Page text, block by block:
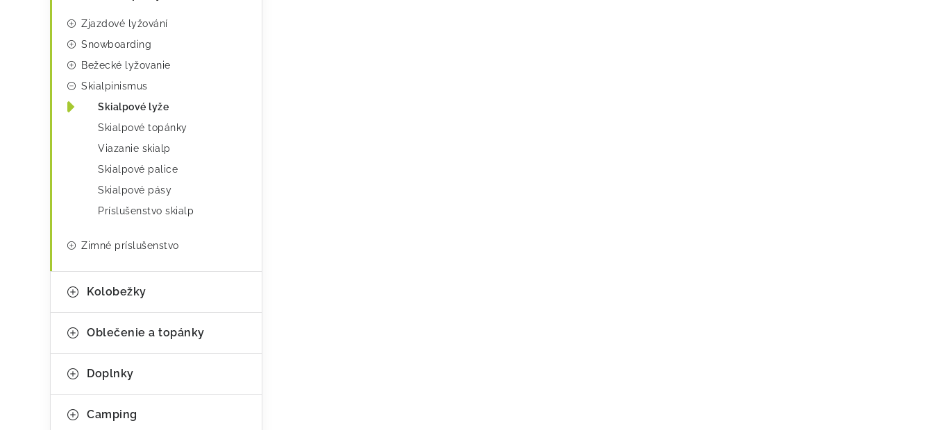
Zjazdové lyžování
Snowboarding
Bežecké lyžovanie
Skialpinismus
Skialpové lyže
Skialpové topánky
Viazanie skialp
Skialpové palice
Skialpové pásy
Príslušenstvo skialp
Zimné príslušenstvo
Kolobežky
Oblečenie a topánky
Doplnky
Camping